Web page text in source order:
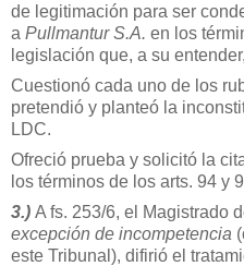
de legitimación para ser
a Pullmantur S.A. en los
legislación que, a su
Cuestionó cada uno de los
pretendió y planteó la
LDC.
Ofreció prueba y solicitó la
los términos de los arts. 94 y
3.) A fs. 253/6, el Magistrado
excepción de incompetencia
este Tribunal), difirió el